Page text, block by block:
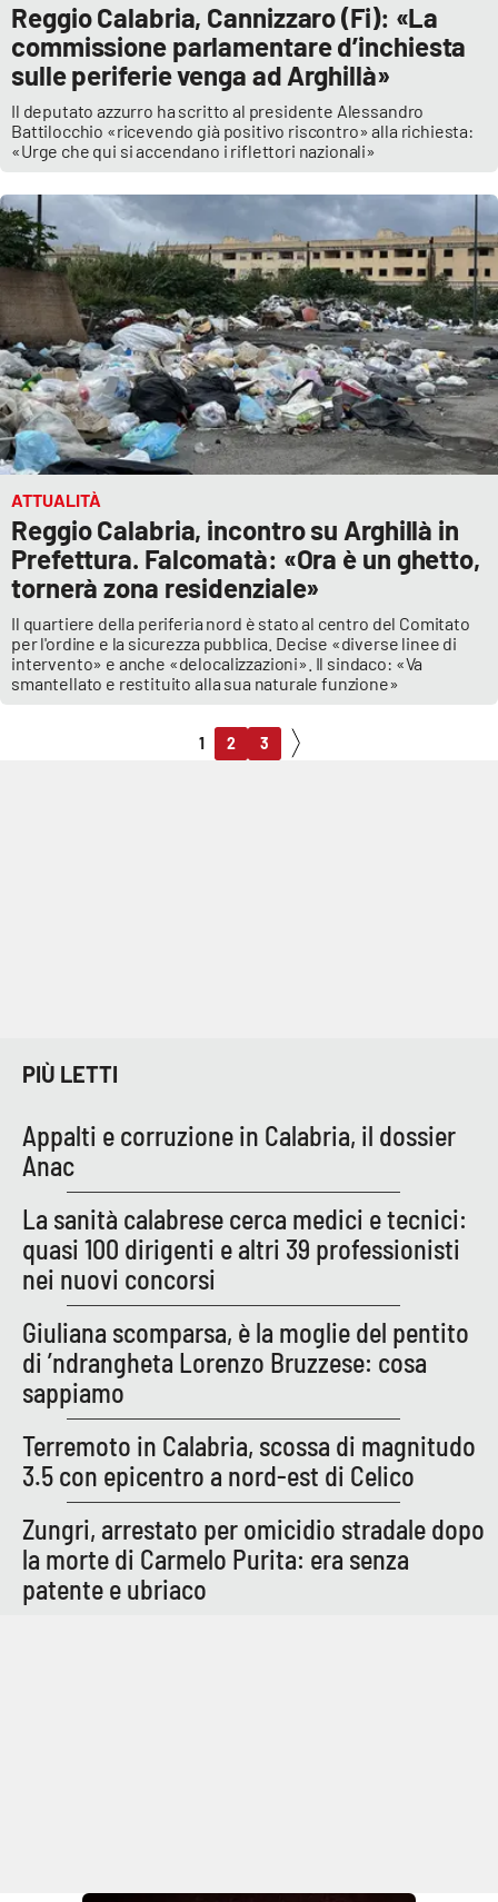
Reggio Calabria, Cannizzaro (Fi): «La
commissione parlamentare d’inchiesta
sulle periferie venga ad Arghillà»
Il deputato azzurro ha scritto al presidente Alessandro
Battilocchio «ricevendo già positivo riscontro» alla richiesta:
«Urge che qui si accendano i riflettori nazionali»
ATTUALITÀ
Reggio Calabria, incontro su Arghillà in
Prefettura. Falcomatà: «Ora è un ghetto,
tornerà zona residenziale»
Il quartiere della periferia nord è stato al centro del Comitato
per l'ordine e la sicurezza pubblica. Decise «diverse linee di
intervento» e anche «delocalizzazioni». Il sindaco: «Va
smantellato e restituito alla sua naturale funzione»
1 2 3
PIÙ LETTI
Appalti e corruzione in Calabria, il dossier
Anac
La sanità calabrese cerca medici e tecnici:
quasi 100 dirigenti e altri 39 professionisti
nei nuovi concorsi
Giuliana scomparsa, è la moglie del pentito
di ’ndrangheta Lorenzo Bruzzese: cosa
sappiamo
Terremoto in Calabria, scossa di magnitudo
3.5 con epicentro a nord-est di Celico
Zungri, arrestato per omicidio stradale dopo
la morte di Carmelo Purita: era senza
patente e ubriaco